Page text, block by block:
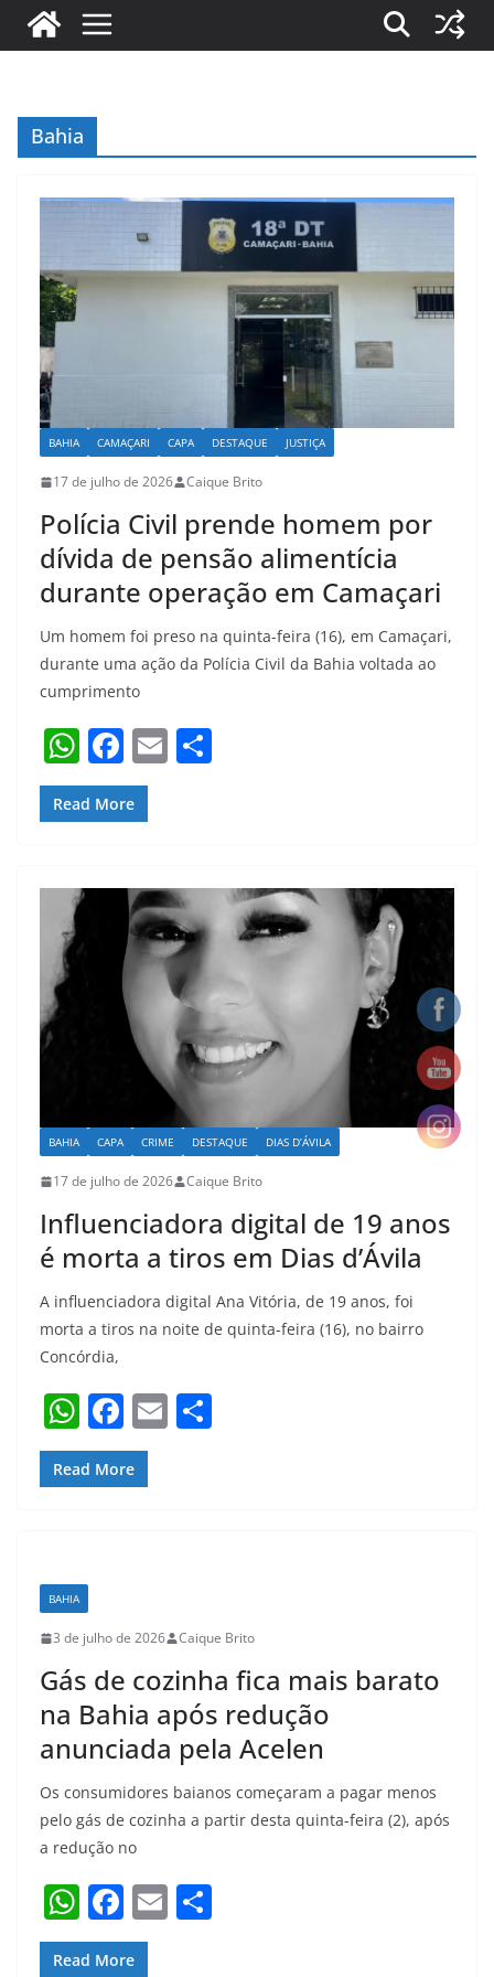
Bahia
BAHIA CAMAÇARI CAPA DESTAQUE JUSTIÇA
17 de julho de 2026 Caique Brito
Polícia Civil prende homem por
dívida de pensão alimentícia
durante operação em Camaçari
Um homem foi preso na quinta-feira (16), em Camaçari,
durante uma ação da Polícia Civil da Bahia voltada ao
cumprimento
W
h
at
A
p
F
a
c
b
o
o
k
E
Read More
BAHIA CAPA CRIME DESTAQUE DIAS D’ÁVILA
17 de julho de 2026 Caique Brito
Influenciadora digital de 19 anos
é morta a tiros em Dias d’Ávila
A influenciadora digital Ana Vitória, de 19 anos, foi
morta a tiros na noite de quinta-feira (16), no bairro
Concórdia,
W
h
at
p
p
F
a
c
o
k
E
Read More
BAHIA
3 de julho de 2026 Caique Brito
Gás de cozinha fica mais barato
na Bahia após redução
anunciada pela Acelen
Os consumidores baianos começaram a pagar menos
pelo gás de cozinha a partir desta quinta-feira (2), após
a redução no
W
h
F
a
E
Read More